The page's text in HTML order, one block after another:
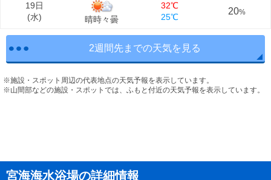
19日
(水) 晴時々曇
32℃
25℃
20%
2週間先までの天気を見る
※施設・スポット周辺の代表地点の天気予報を表示しています。
※山間部などの施設・スポットでは、ふもと付近の天気予報を表示しています。
宮海海水浴場の詳細情報